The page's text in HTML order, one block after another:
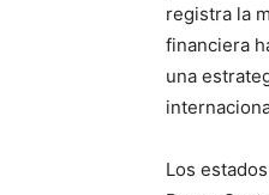
registra la
financiera
una
Los